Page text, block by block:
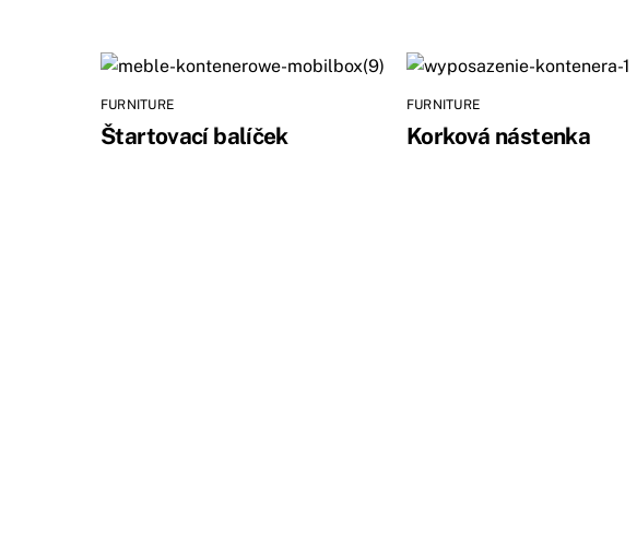
FURNITURE
Štartovací balíček
FURNITURE
Korková nástenka